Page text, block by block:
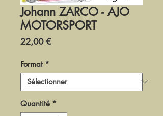
Johann ZARCO - AJO
MOTORSPORT
22,00 €Prix
Format *
Quantité *